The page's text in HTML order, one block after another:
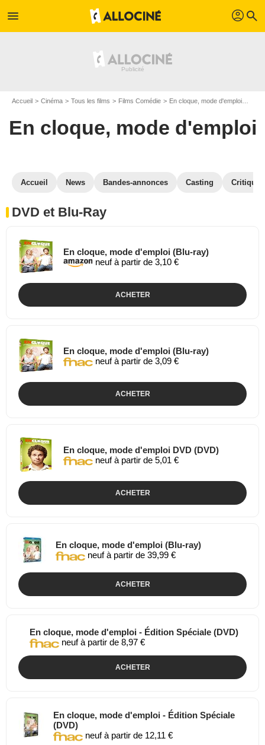
menu profil search
Accueil Cinéma Tous les films Films Comédie En cloque, mode d'emploi
En cloque, mode d'emploi
Accueil News Bandes-annonces Casting
DVD et Blu-Ray
En cloque, mode d'emploi (Blu-ray)
neuf à partir de 3,10 €
ACHETER
En cloque, mode d'emploi (Blu-ray)
neuf à partir de 3,09 €
ACHETER
En cloque, mode d'emploi DVD (DVD)
neuf à partir de 5,01 €
ACHETER
En cloque, mode d'emploi (Blu-ray)
neuf à partir de 39,99 €
ACHETER
En cloque, mode d'emploi - Édition Spéciale (DVD)
neuf à partir de 8,97 €
ACHETER
En cloque, mode d'emploi - Édition Spéciale
(DVD)
neuf à partir de 12,11 €